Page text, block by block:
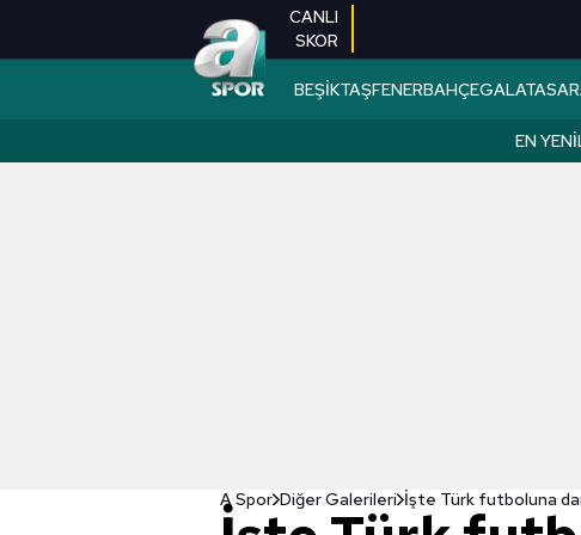
CANLI
SKOR
BEŞİKTAŞFENERBAHÇE
EN
A Spor Diğer Galerileri İşte Türk futboluna